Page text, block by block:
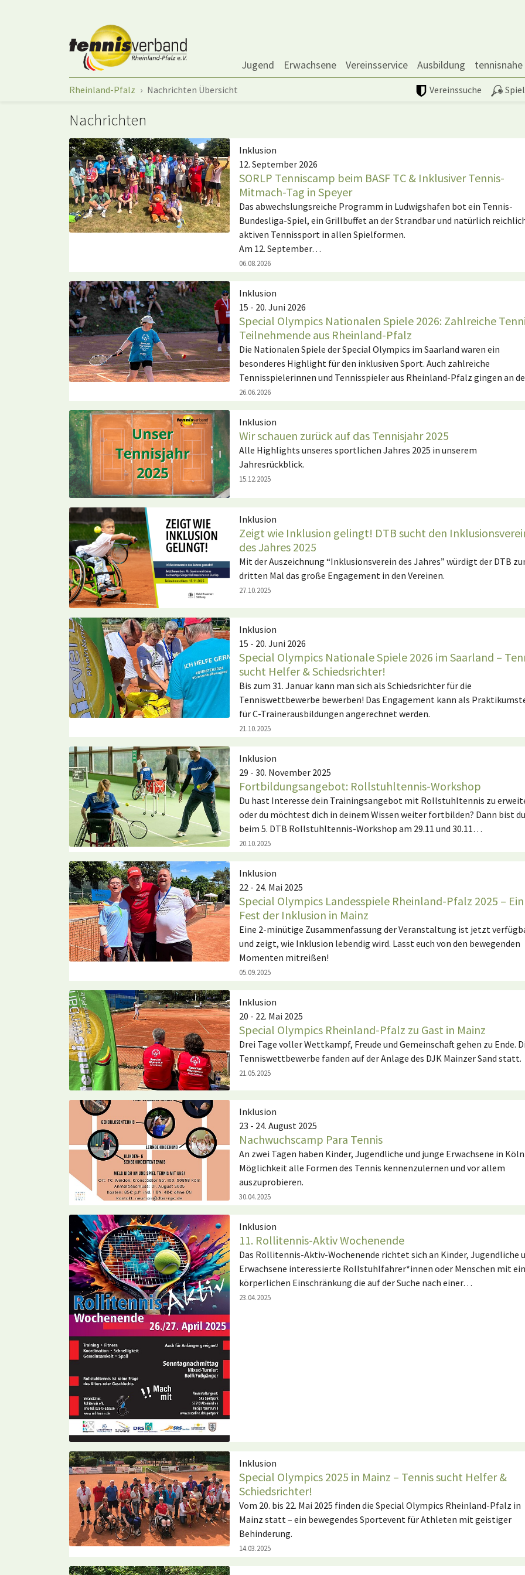
Jugend Erwachsene Vereinsservice Ausbildung
Vereinssuche
Sie sind hier:
Rheinland-Pfalz Nachrichten Übersicht
Nachrichten
Inklusion
12. September 2026
SORLP Tenniscamp beim BASF TC & Inklusiver Tennis-
Mitmach-Tag in Speyer
Das abwechslungsreiche Programm in Ludwigshafen bot ein Tennis-
Bundesliga-Spiel, ein Grillbuffet an der Strandbar und natürlich
aktiven Tennissport in allen Spielformen.
Am 12. September…
06.08.2026
Inklusion
15 - 20. Juni 2026
Special Olympics Nationalen Spiele 2026: Zahlreiche
Teilnehmende aus Rheinland-Pfalz
Die Nationalen Spiele der Special Olympics im Saarland waren ein
besonderes Highlight für den inklusiven Sport. Auch zahlreiche
Tennisspielerinnen und Tennisspieler aus Rheinland-Pfalz gingen an
26.06.2026
Inklusion
Wir schauen zurück auf das Tennisjahr 2025
Alle Highlights unseres sportlichen Jahres 2025 in unserem
Jahresrückblick.
15.12.2025
Inklusion
Zeigt wie Inklusion gelingt! DTB sucht den
des Jahres 2025
Mit der Auszeichnung “Inklusionsverein des Jahres” würdigt der DTB
dritten Mal das große Engagement in den Vereinen.
27.10.2025
Inklusion
15 - 20. Juni 2026
Special Olympics Nationale Spiele 2026 im Saarland –
sucht Helfer & Schiedsrichter!
Bis zum 31. Januar kann man sich als Schiedsrichter für die
Tenniswettbewerbe bewerben! Das Engagement kann als
für C-Trainerausbildungen angerechnet werden.
21.10.2025
Inklusion
29 - 30. November 2025
Fortbildungsangebot: Rollstuhltennis-Workshop
Du hast Interesse dein Trainingsangebot mit Rollstuhltennis zu
oder du möchtest dich in deinem Wissen weiter fortbilden? Dann bist du
beim 5. DTB Rollstuhltennis-Workshop am 29.11 und 30.11…
20.10.2025
Inklusion
22 - 24. Mai 2025
Special Olympics Landesspiele Rheinland-Pfalz 2025 – Ein
Fest der Inklusion in Mainz
Eine 2-minütige Zusammenfassung der Veranstaltung ist jetzt
und zeigt, wie Inklusion lebendig wird. Lasst euch von den bewegenden
Momenten mitreißen!
05.09.2025
Inklusion
20 - 22. Mai 2025
Special Olympics Rheinland-Pfalz zu Gast in Mainz
Drei Tage voller Wettkampf, Freude und Gemeinschaft gehen zu Ende.
Tenniswettbewerbe fanden auf der Anlage des DJK Mainzer Sand statt.
21.05.2025
Inklusion
23 - 24. August 2025
Nachwuchscamp Para Tennis
An zwei Tagen haben Kinder, Jugendliche und junge Erwachsene in
Möglichkeit alle Formen des Tennis kennenzulernen und vor allem
auszuprobieren.
30.04.2025
Inklusion
11. Rollitennis-Aktiv Wochenende
Das Rollitennis-Aktiv-Wochenende richtet sich an Kinder, Jugendliche
Erwachsene interessierte Rollstuhlfahrer*innen oder Menschen mit
körperlichen Einschränkung die auf der Suche nach einer…
23.04.2025
Inklusion
Special Olympics 2025 in Mainz – Tennis sucht Helfer &
Schiedsrichter!
Vom 20. bis 22. Mai 2025 finden die Special Olympics Rheinland-Pfalz in
Mainz statt – ein bewegendes Sportevent für Athleten mit geistiger
Behinderung.
14.03.2025